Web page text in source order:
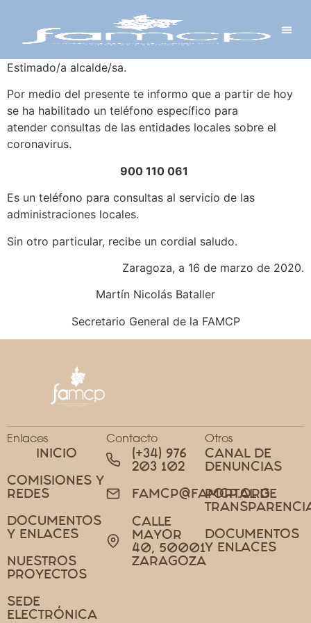
Estimado/a alcalde/sa.
Por medio del presente te informo que a partir de hoy
se ha habilitado un teléfono específico para
atender consultas de las entidades locales sobre el
coronavirus.
900 110 061
Es un teléfono para consultas al servicio de las
administraciones locales.
Sin otro particular, recibe un cordial saludo.
Zaragoza, a 16 de marzo de 2020.
Martín Nicolás Bataller
Secretario General de la FAMCP
Enlaces
INICIO
COMISIONES Y
REDES
DOCUMENTOS
Y ENLACES
NUESTROS
PROYECTOS
SEDE
ELECTRÓNICA
Contacto
(+34) 976
203 102
FAMCP@FAMCP.ORG
CALLE
MAYOR
40, 50001
ZARAGOZA
Otros
CANAL DE
DENUNCIAS
PORTAL DE
DOCUMENTOS
Y ENLACES